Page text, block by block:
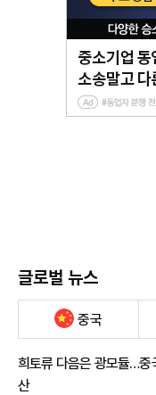
글로벌 뉴스
중국
희토류 다음은 광모듈…중
산